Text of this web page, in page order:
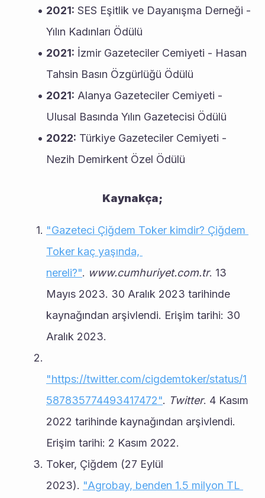
2021: SES Eşitlik ve Dayanışma Derneği -
Yılın Kadınları Ödülü
2021: İzmir Gazeteciler Cemiyeti - Hasan
Tahsin Basın Özgürlüğü Ödülü
2021: Alanya Gazeteciler Cemiyeti -
Ulusal Basında Yılın Gazetecisi Ödülü
2022: Türkiye Gazeteciler Cemiyeti -
Nezih Demirkent Özel Ödülü
Kaynakça;
"Gazeteci Çiğdem Toker kimdir? Çiğdem
Toker kaç yaşında,
nereli?". www.cumhuriyet.com.tr. 13
Mayıs 2023. 30 Aralık 2023 tarihinde
kaynağından arşivlendi. Erişim tarihi: 30
Aralık 2023.
"https://twitter.com/cigdemtoker/status/1
587835774493417472". Twitter. 4 Kasım
2022 tarihinde kaynağından arşivlendi.
Erişim tarihi: 2 Kasım 2022.
Toker, Çiğdem (27 Eylül
2023). "Agrobay, benden 1.5 milyon TL